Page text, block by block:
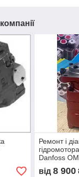
Ремонт і
Danfoss
від 8 900